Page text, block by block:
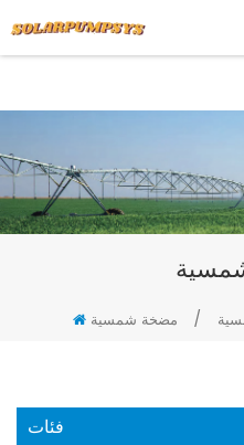
/ مضخة شمسية
فئات